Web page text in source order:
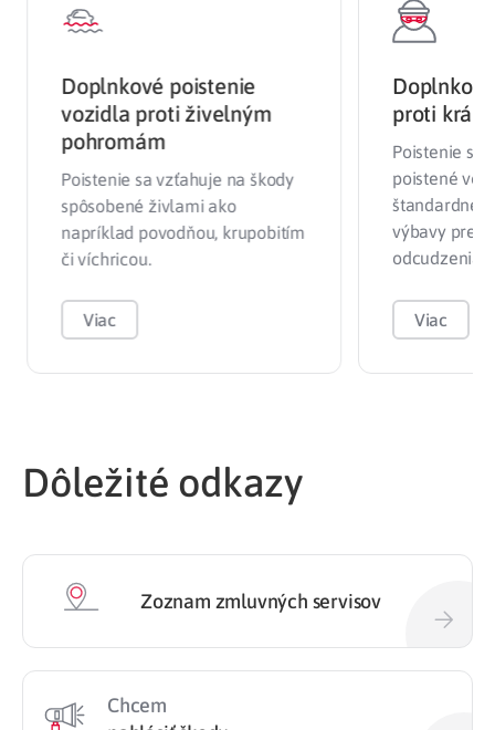
Doplnkové poistenie auta
proti krádeži
Poistenie sa vzťahuje na
poistené vozidlo vrátane jeho
štandardnej aj doplnkovej
výbavy pre prípad jeho
odcudzenia.
Viac
činnosti
stroja
Poistenie
spôsobené
napr.
Viac
Dôležité odkazy
Zoznam zmluvných servisov
Chcem